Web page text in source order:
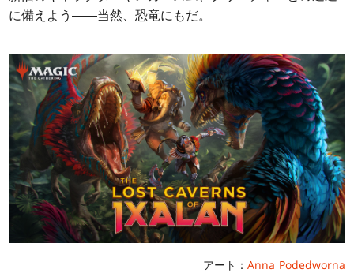
に備えよう――当然、恐竜にもだ。
アート： Anna Podedworna